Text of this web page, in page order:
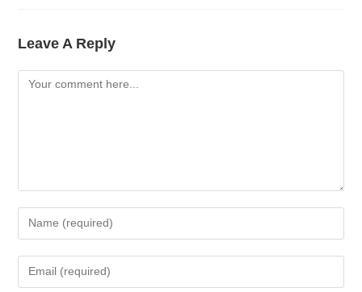
Leave A Reply
Comment
Enter
Your
Name
Or
Enter
Your